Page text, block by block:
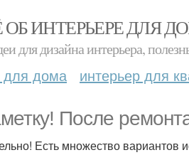
ОБ ИНТЕРЬЕРЕ ДЛЯ
для дизайна интерьера,
для дома интерьер для
После
Есть множество вариантов